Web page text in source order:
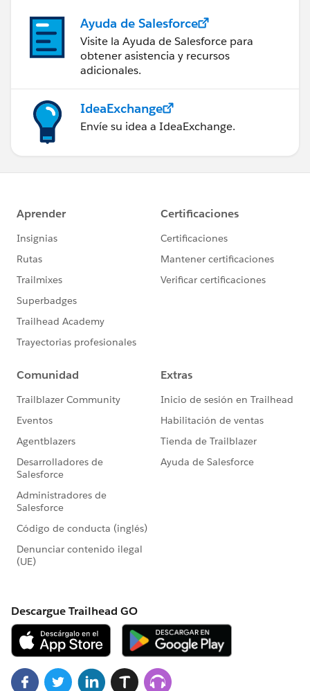
Ayuda de Salesforce
Visite la Ayuda de Salesforce para
obtener asistencia y recursos
adicionales.
IdeaExchange
Envíe su idea a IdeaExchange.